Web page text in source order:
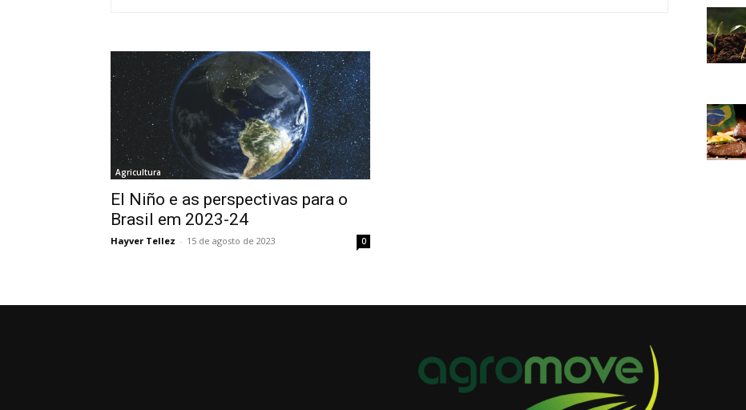
Agricultura
El Niño e as perspectivas para o
Brasil em 2023-24
Hayver Tellez - 15 de agosto de 2023 0